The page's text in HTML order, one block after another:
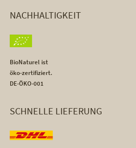
NACHHALTIGKEIT
BioNaturel ist
öko-zertifiziert.
DE-ÖKO-001
SCHNELLE LIEFERUNG